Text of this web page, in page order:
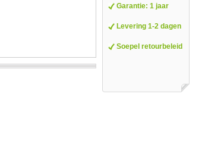
Garantie: 1 jaar
Levering 1-2 dagen
Soepel retourbeleid